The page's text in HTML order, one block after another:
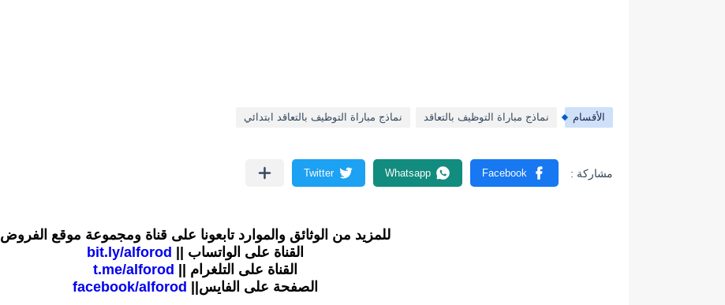
الأقسام نماذج مباراة التوظيف بالتعاقد نماذج مباراة التوظيف بالتعاقد ابتدائي
للمزيد من الوثائق والموارد تابعونا على قناة ومجموعة موقع الفروض
القناة على الواتساب ||
bit.ly/alforod
القناة على التلغرام ||
t.me/alforod
الصفحة على الفايس||
facebook/alforod